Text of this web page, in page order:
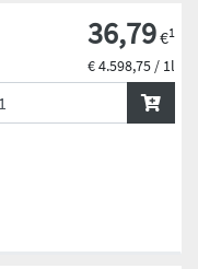
36,79€1
€ 4.598,75 / 1l